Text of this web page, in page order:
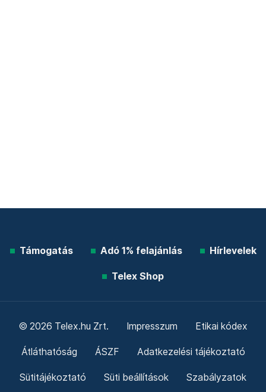
Támogatás Adó 1% felajánlás Hírlevelek
Telex Shop
© 2026 Telex.hu Zrt. Impresszum Etikai kódex
Átláthatóság ÁSZF Adatkezelési tájékoztató
Sütitájékoztató Süti beállítások Szabályzatok